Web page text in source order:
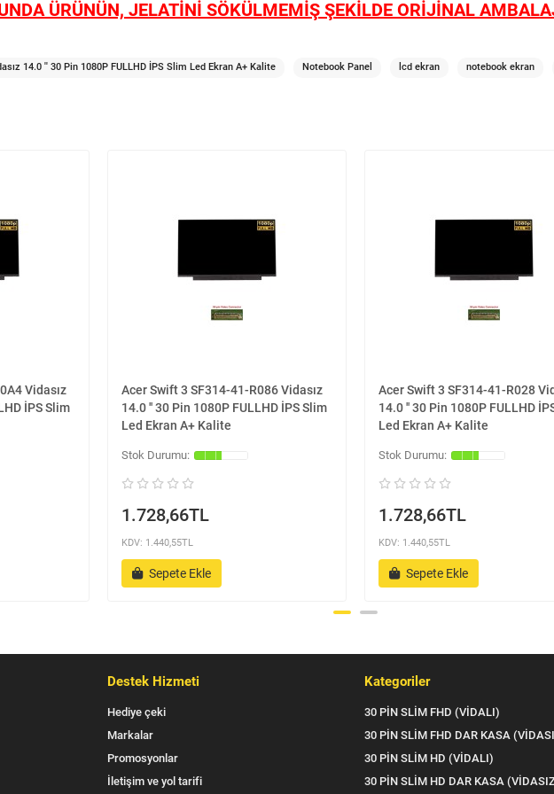
ÜRÜNÜN, JELATİNİ SÖKÜLMEMİŞ ŞEKİLDE ORİJİNAL
14.0 '' 30 Pin 1080P FULLHD İPS Slim Led Ekran A+ Kalite Notebook Panel lcd ekran notebook ekran
Vidasız
İPS Slim
Acer Swift 3 SF314-41-R086 Vidasız
14.0 '' 30 Pin 1080P FULLHD İPS Slim
Led Ekran A+ Kalite
1.728,66TL
KDV: 1.440,55TL
Sepete Ekle
Acer Swift 3 SF314-41-R028
14.0 '' 30 Pin 1080P FULLHD
Led Ekran A+ Kalite
1.728,66TL
KDV: 1.440,55TL
Sepete Ekle
Destek Hizmeti
Hediye çeki
Markalar
Promosyonlar
İletişim ve yol tarifi
Kategoriler
30 PİN SLİM FHD (VİDALI)
30 PİN SLİM FHD DAR KASA
30 PİN SLİM HD (VİDALI)
30 PİN SLİM HD DAR KASA